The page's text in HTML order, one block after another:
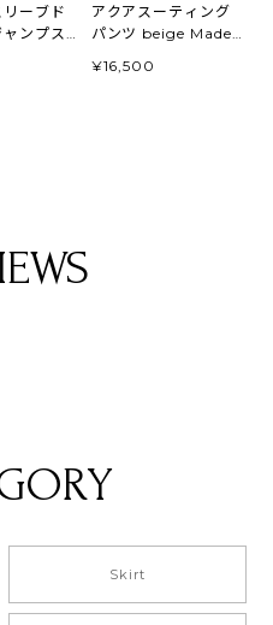
ーブド
ンプス
アクアスーティング
パンツ beige Made
¥16,500
Skirt